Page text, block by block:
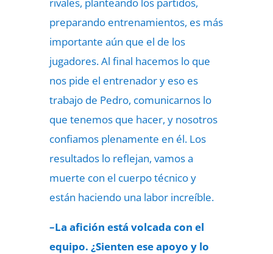
preparando entrenamientos, es más
importante aún que el de los
jugadores. Al final hacemos lo que
nos pide el entrenadory eso es
trabajo de Pedro, comunicarnos lo
que tenemos que hacer, y nosotros
confiamos plenamente en él. Los
resultados lo reflejan, vamos a
muerte con el cuerpo técnico y
están haciendo una labor increíble.
–La afición está volcada con el
equipo. ¿Sienten ese apoyo y lo